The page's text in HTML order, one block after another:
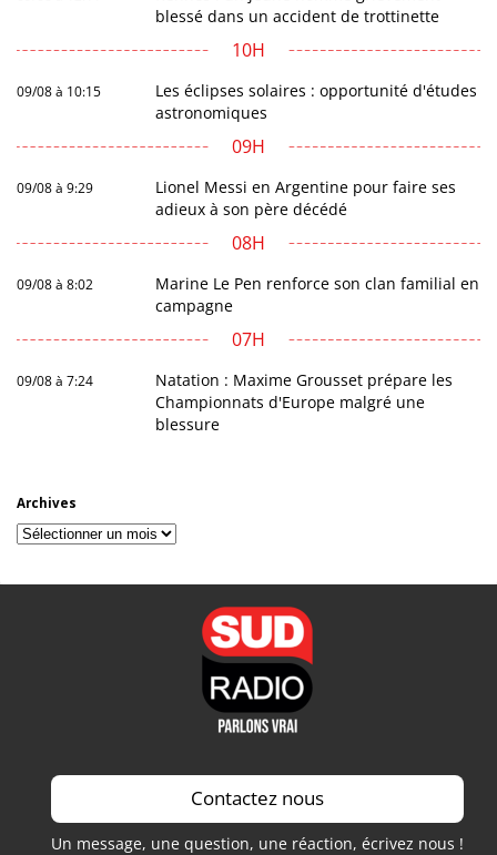
blessé dans un accident de trottinette
10H
09/08 à 10:15
Les éclipses solaires : opportunité d'études
astronomiques
09H
09/08 à 9:29
Lionel Messi en Argentine pour faire ses
adieux à son père décédé
08H
09/08 à 8:02
Marine Le Pen renforce son clan familial en
campagne
07H
09/08 à 7:24
Natation : Maxime Grousset prépare les
Championnats d'Europe malgré une
blessure
Archives
Archives
Contactez nous
Un message, une question, une réaction, écrivez nous !